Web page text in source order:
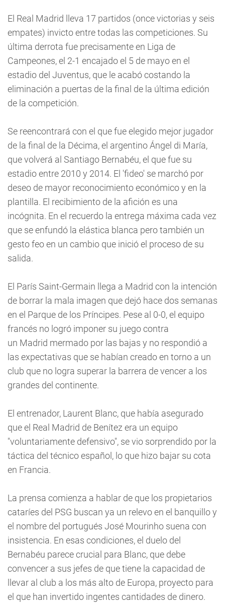
El Real Madrid lleva 17 partidos (once victorias y seis
empates) invicto entre todas las competiciones. Su
última derrota fue precisamente en Liga de
Campeones, el 2-1 encajado el 5 de mayo en el
estadio del Juventus, que le acabó costando la
eliminación a puertas de la final de la última edición
de la competición.
Se reencontrará con el que fue elegido mejor jugador
de la final de la Décima, el argentino Ángel di María,
que volverá al Santiago Bernabéu, el que fue su
estadio entre 2010 y 2014. El 'fideo' se marchó por
deseo de mayor reconocimiento económico y en la
plantilla. El recibimiento de la afición es una
incógnita. En el recuerdo la entrega máxima cada vez
que se enfundó la elástica blanca pero también un
gesto feo en un cambio que inició el proceso de su
salida.
El París Saint-Germain llega a Madrid con la intención
de borrar la mala imagen que dejó hace dos semanas
en el Parque de los Príncipes. Pese al 0-0, el equipo
francés no logró imponer su juego contra
un Madrid mermado por las bajas y no respondió a
las expectativas que se habían creado en torno a un
club que no logra superar la barrera de vencer a los
grandes del continente.
El entrenador, Laurent Blanc, que había asegurado
que el Real Madrid de Benítez era un equipo
"voluntariamente defensivo", se vio sorprendido por la
táctica del técnico español, lo que hizo bajar su cota
en Francia.
La prensa comienza a hablar de que los propietarios
cataríes del PSG buscan ya un relevo en el banquillo y
el nombre del portugués José Mourinho suena con
insistencia. En esas condiciones, el duelo del
Bernabéu parece crucial para Blanc, que debe
convencer a sus jefes de que tiene la capacidad de
llevar al club a los más alto de Europa, proyecto para
el que han invertido ingentes cantidades de dinero.